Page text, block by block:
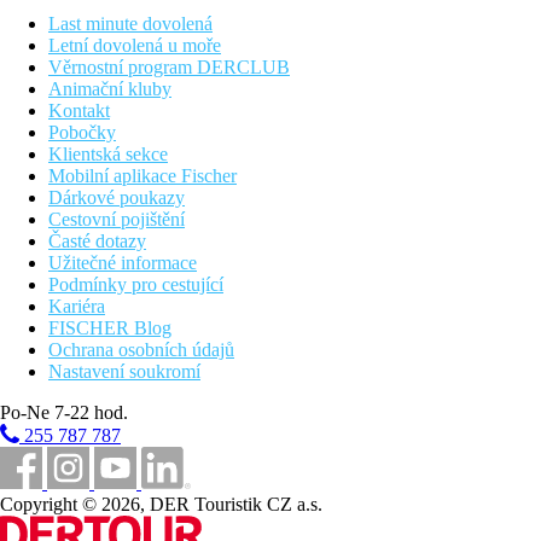
upozornění
bazény:v rámci jednotlivých ubytovacích kapacit jsou v
klimatizaci nutné ověřit předem
dětská postýlka:
pobytová taxa / povinná úhrada v místě:
Vzdálenosti
780 km
Praha
690 km
Brno
630 km
Bratislava
Fotogalerie
Last minute dovolená
Letní dovolená u moře
Věrnostní program DERCLUB
Animační kluby
Kontakt
Pobočky
Klientská sekce
Mobilní aplikace Fischer
Dárkové poukazy
Cestovní pojištění
Časté dotazy
Užitečné informace
Podmínky pro cestující
Kariéra
FISCHER Blog
Ochrana osobních údajů
Nastavení soukromí
Po-Ne 7-22 hod.
255 787 787
Copyright © 2026, DER Touristik CZ a.s.